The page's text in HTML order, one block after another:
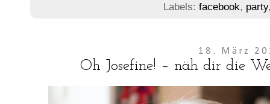
Labels:facebook, party
18. März
Oh Josefine! – näh dir die